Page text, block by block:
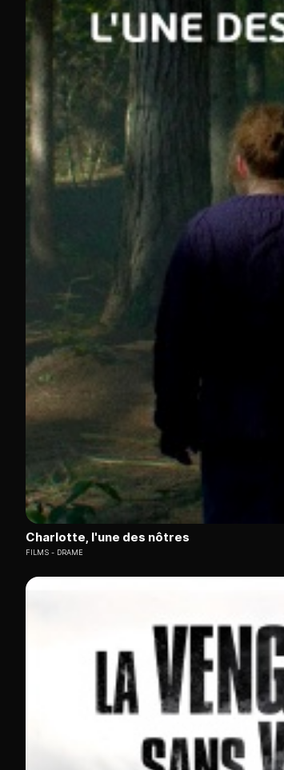
Charlotte, l'une des nôtres
FILMS DRAME